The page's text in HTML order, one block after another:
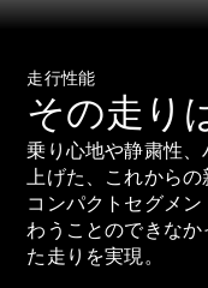
All Sedan
CLA
Sedan
電気
CLA
Sedan
New
C-Class
Sedan
EQS
走行性能
その走り
乗り心地や静粛性
上げた、これからの
コンパクトセグメ
わうことのできな
た走りを実現。